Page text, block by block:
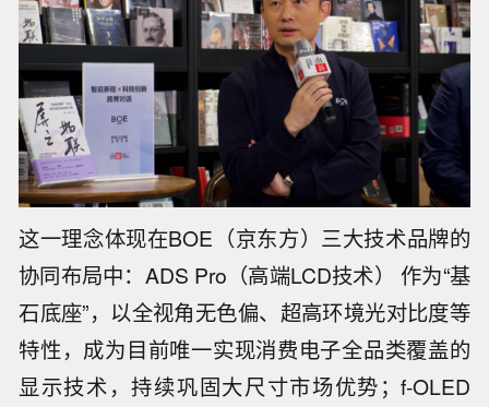
这一理念体现在BOE（京东方）三大技术品牌的
协同布局中：ADS Pro（高端LCD技术） 作为“基
石底座”，以全视角无色偏、超高环境光对比度等
特性，成为目前唯一实现消费电子全品类覆盖的
显示技术，持续巩固大尺寸市场优势；f-OLED